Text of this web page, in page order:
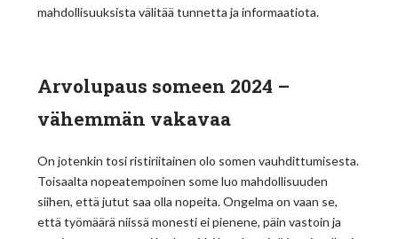
mahdollisuuksista välitää tunnetta ja informaatiota.
Arvolupaus someen 2024 –
vähemmän vakavaa
On jotenkin tosi ristiriitainen olo somen vauhdittumisesta.
Toisaalta nopeatempoinen some luo mahdollisuuden
siihen, että jutut saa olla nopeita. Ongelma on vaan se,
että työmäärä niissä monesti ei pienene, päin vastoin ja